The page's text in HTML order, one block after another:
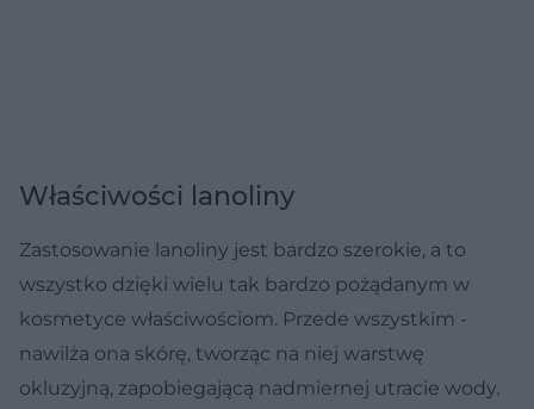
Właściwości lanoliny
Zastosowanie lanoliny jest bardzo szerokie, a to
wszystko dzięki wielu tak bardzo pożądanym w
kosmetyce właściwościom. Przede wszystkim -
nawilża ona skórę, tworząc na niej warstwę
okluzyjną, zapobiegającą nadmiernej utracie wody.